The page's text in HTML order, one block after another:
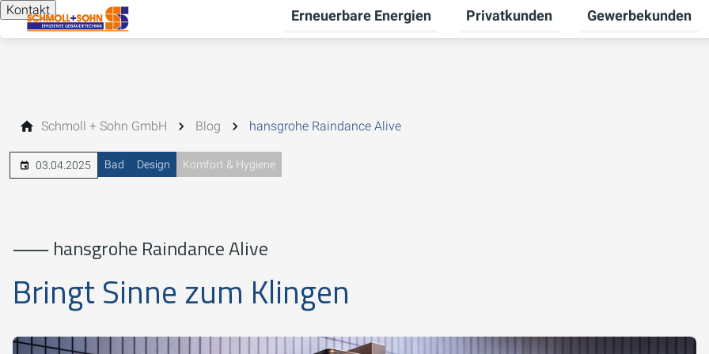
Kontakt Erneuerbare Energien
Untermenü für Erneuerbare Energien
Privatkunden
Untermenü für
Gewerbekunden
Schmoll + Sohn GmbH Blog hansgrohe Raindance Alive
03.04.2025 Bad Design Komfort & Hygiene
⸺ hansgrohe Raindance Alive
Bringt Sinne zum Klingen